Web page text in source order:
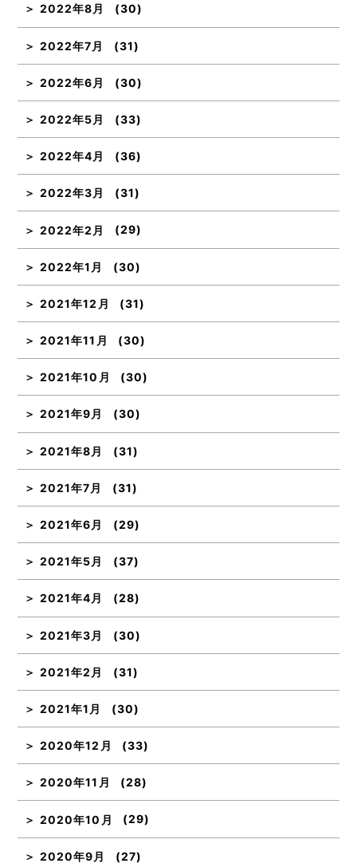
2022年8月 (30)
2022年7月 (31)
2022年6月 (30)
2022年5月 (33)
2022年4月 (36)
2022年3月 (31)
2022年2月 (29)
2022年1月 (30)
2021年12月 (31)
2021年11月 (30)
2021年10月 (30)
2021年9月 (30)
2021年8月 (31)
2021年7月 (31)
2021年6月 (29)
2021年5月 (37)
2021年4月 (28)
2021年3月 (30)
2021年2月 (31)
2021年1月 (30)
2020年12月 (33)
2020年11月 (28)
2020年10月 (29)
2020年9月 (27)